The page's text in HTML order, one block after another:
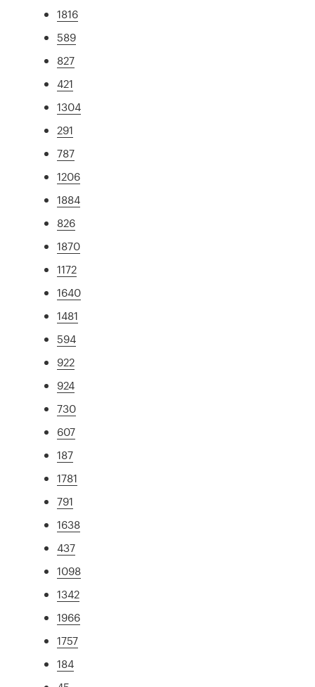
1816
589
827
421
1304
291
787
1206
1884
826
1870
1172
1640
1481
594
922
924
730
607
187
1781
791
1638
437
1098
1342
1966
1757
184